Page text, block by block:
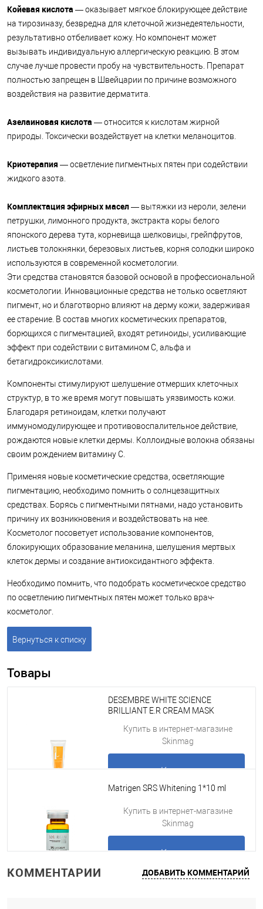
Койевая кислота — оказывает мягкое блокирующее действие
на тирозиназу, безвредна для клеточной жизнедеятельности,
результативно отбеливает кожу. Но компонент может
вызывать индивидуальную аллергическую реакцию. В этом
случае лучше провести пробу на чувствительность. Препарат
полностью запрещен в Швейцарии по причине возможного
воздействия на развитие дерматита.
Азелаиновая кислота — относится к кислотам жирной
природы. Токсически воздействует на клетки меланоцитов.
Криотерапия — осветление пигментных пятен при содействии
жидкого азота.
Комплектация эфирных масел— вытяжки из нероли, зелени
петрушки, лимонного продукта, экстракта коры белого
японского дерева тута, корневища шелковицы, грейпфрутов,
листьев толокнянки, березовых листьев, корня солодки широко
используются в современной косметологии.
Эти средства становятся базовой основой в профессиональной
косметологии. Инновационные средства не только осветляют
пигмент, но и благотворно влияют на дерму кожи, задерживая
ее старение. В состав многих косметических препаратов,
борющихся с пигментацией, входят ретиноиды, усиливающие
эффект при содействии с витамином С, альфа и
бетагидроксикислотами.
Компоненты стимулируют шелушение отмерших клеточных
структур, в то же время могут повышать уязвимость кожи.
Благодаря ретиноидам, клетки получают
иммуномодулирующее и противовоспалительное действие,
рождаются новые клетки дермы. Коллоидные волокна обязаны
своим рождением витамину С.
Применяя новые косметические средства, осветляющие
пигментацию, необходимо помнить о солнцезащитных
средствах. Борясь с пигментными пятнами, надо установить
причину их возникновения и воздействовать на нее.
Косметолог посоветует использование компонентов,
блокирующих образование меланина, шелушения мертвых
клеток дермы и создание антиоксидантного эффекта.
Необходимо помнить, что подобрать косметическое средство
по осветлению пигментных пятен может только врач-
косметолог.
Вернуться к списку
Товары
DESEMBRE WHITE SCIENCE
BRILLIANT E.R CREAM MASK
лица, 200 г
Купить в интернет-магазине
Skinmag
Купить
Подробнее
Matrigen SRS Whitening 1*10 ml
Купить в интернет-магазине
Skinmag
Купить
КОММЕНТАРИИ ДОБАВИТЬ КОММЕНТАРИЙ